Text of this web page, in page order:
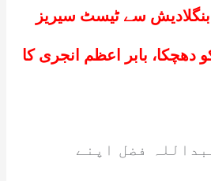
بنگلادیش سے ٹیسٹ سیریز
بابر اعظم انجری کا
فضل اپنے